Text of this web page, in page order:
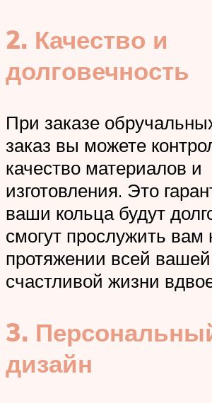
2. Качество и
долговечность
При заказе
заказ вы можете
качество материалов и
изготовления. Это
ваши кольца будут
смогут прослужить вам
протяжении всей вашей
счастливой жизни
3.
дизайн